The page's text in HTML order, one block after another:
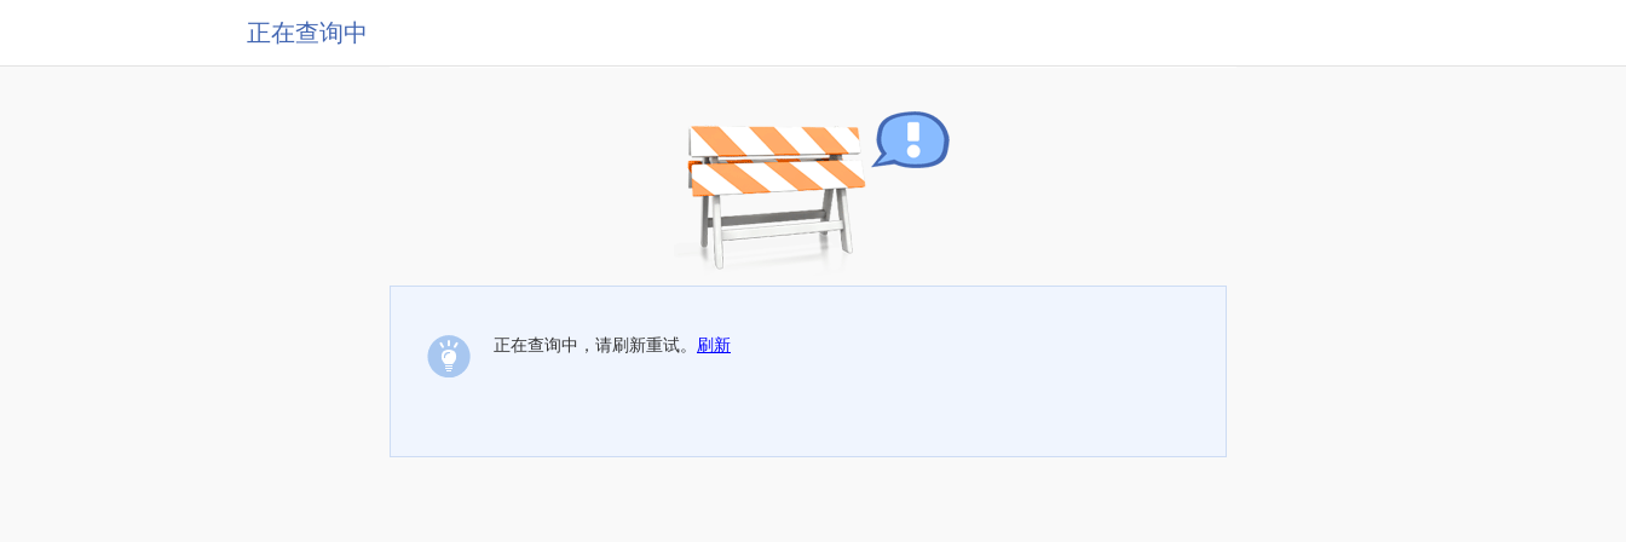
正在查询中
正在查询中，请刷新重试。 刷新